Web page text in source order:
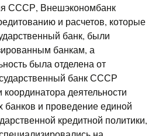
СССР, Внешэкономбанк
и расчетов, которые
банк, были
банкам, а
была отделена от
банк СССР
деятельности
банков и проведение единой
кредитной политики,